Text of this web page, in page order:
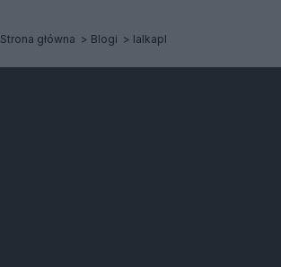
Strona główna Blogi lalkapl